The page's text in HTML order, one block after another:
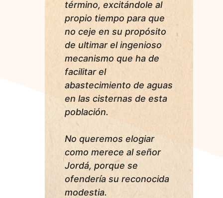
término, excitándole al
propio tiempo para que
no ceje en su propósito
de ultimar el ingenioso
mecanismo que ha de
facilitar el
abastecimiento de aguas
en las cisternas de esta
población.
No queremos elogiar
como merece al señor
Jordá, porque se
ofendería su reconocida
modestia.